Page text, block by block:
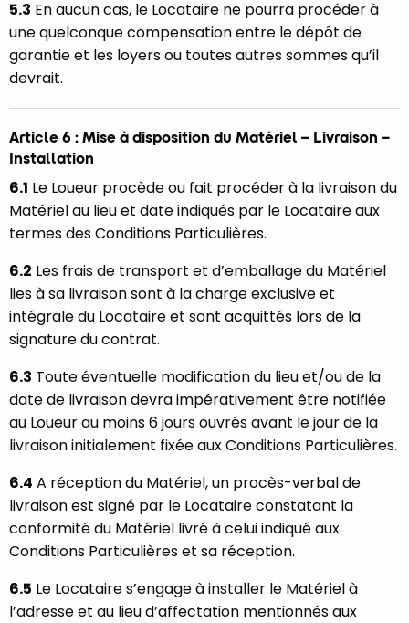
5.3 En aucun cas, le Locataire ne pourra procéder à
une quelconque compensation entre le dépôt de
garantie et les loyers ou toutes autres sommes qu’il
devrait.
Article 6 : Mise à disposition du Matériel – Livraison –
Installation
6.1 Le Loueur procède ou fait procéder à la livraison du
Matériel au lieu et date indiqués par le Locataire aux
termes des Conditions Particulières.
6.2 Les frais de transport et d’emballage du Matériel
lies à sa livraison sont à la charge exclusive et
intégrale du Locataire et sont acquittés lors de la
signature du contrat.
6.3 Toute éventuelle modification du lieu et/ou de la
date de livraison devra impérativement être notifiée
au Loueur au moins 6 jours ouvrés avant le jour de la
livraison initialement fixée aux Conditions Particulières.
6.4 A réception du Matériel, un procès-verbal de
livraison est signé par le Locataire constatant la
conformité du Matériel livré à celui indiqué aux
Conditions Particulières et sa réception.
6.5 Le Locataire s’engage à installer le Matériel à
l’adresse et au lieu d’affectation mentionnés aux